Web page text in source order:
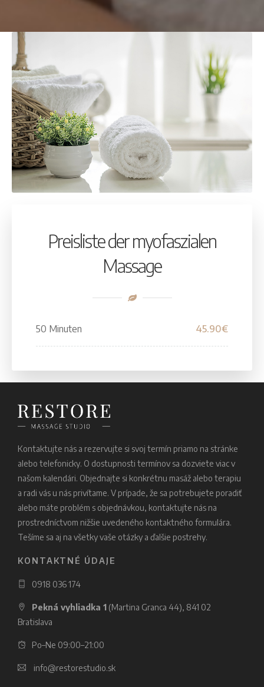
Preisliste der myofaszialen
Massage
50 Minuten 45.90€
Kontaktujte nás a rezervujte si svoj termín priamo na stránke
alebo telefonicky. O dostupnosti termínov sa dozviete viac v
našom kalendári. Objednajte si konkrétnu masáž alebo terapiu
a radi vás u nás privítame. V prípade, že sa potrebujete poradiť
alebo máte problém s objednávkou, kontaktujte nás na
prostredníctvom nižšie uvedeného kontaktného formulára.
Tešíme sa aj na všetky vaše otázky a ďalšie postrehy.
KONTAKTNÉ ÚDAJE
0918 036 174
Pekná vyhliadka 1 (Martina Granca 44), 841 02
Bratislava
Po–Ne 09:00–21:00
info@restorestudio.sk